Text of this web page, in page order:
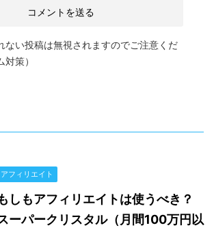
ない投稿は無視されますのでご注意くだ
策）
アフィリエイト
しもアフィリエイトは使うべき？
ーパークリスタル（月間100万円以